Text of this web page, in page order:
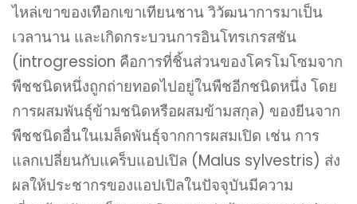
ไหล่เขาของเทือกเขาเทียนชาน วิวัฒนาการมาเป็น
เวลานาน และเกิดกระบวนการอินโทรเกรสชัน
(introgression คือการที่ชิ้นส่วนของโครโมโซมจาก
พืชชนิดหนึ่งถูกถ่ายทอดไปอยู่ในพืชอีกชนิดหนึ่ง โดย
การผสมพันธุ์ข้ามชนิดหรือผสมข้ามสกุล) ของยีนจาก
พืชชนิดอื่นในเมล็ดพันธุ์จากการผสมเปิด เช่น การ
แลกเปลี่ยนกับแคร็บแอปเปิล (Malus sylvestris) ส่ง
ผลให้ประชากรของแอปเปิลในปัจจุบันมีความ